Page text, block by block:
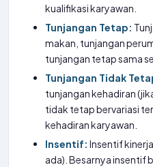
kualifikasi karyawan.
Tunjangan Tetap:
makan, tunjangan
tunjangan tetap sama
Tunjangan Tidak
tunjangan kehadiran
tidak tetap bervariasi
kehadiran karyawan.
Insentif: Insentif
ada). Besarnya insentif